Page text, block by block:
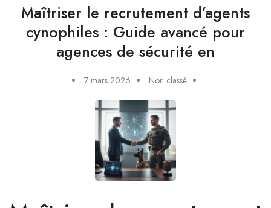
Maîtriser le recrutement d’agents
cynophiles : Guide avancé pour
agences de sécurité en
7 mars 2026 Non classé